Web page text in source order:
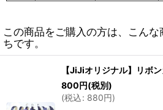
この商品をご購入の方は、こん
ちです。
【JiJiオリジナル】リボ
800円(税別)
(税込: 880円)